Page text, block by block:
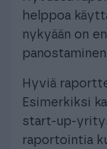
helppoa
nykyään on
Hyviä
Esimerkiksi
start-up-
raportointia